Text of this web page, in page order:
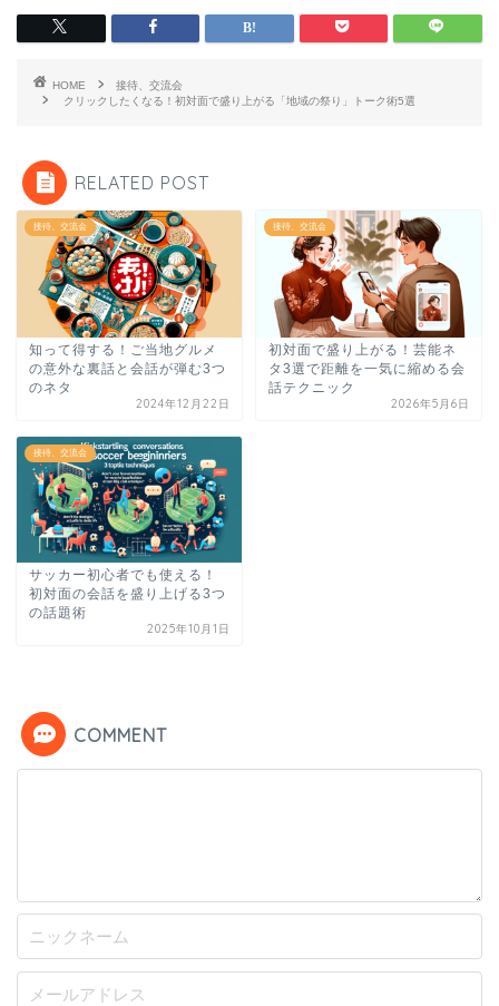
HOME
接待、交流会
クリックしたくなる！初対面で盛り上がる「地域の祭り」トーク術5選
RELATED POST
接待、交流会
知って得する！ご当地グルメ
の意外な裏話と会話が弾む3つ
のネタ
2024年12月22日
接待、交流会
初対面で盛り上がる！芸能ネ
タ3選で距離を一気に縮める会
話テクニック
2026年5月6日
接待、交流会
サッカー初心者でも使える！
初対面の会話を盛り上げる3つ
の話題術
2025年10月1日
COMMENT